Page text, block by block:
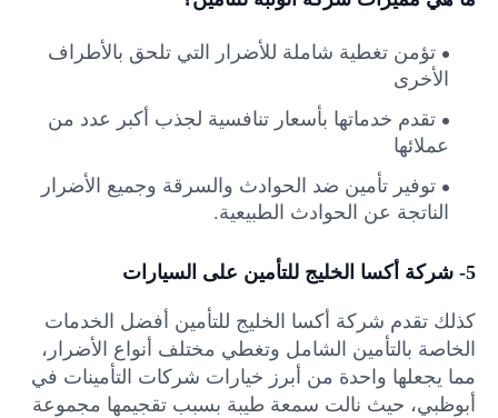
تؤمن تغطية شاملة للأضرار التي تلحق بالأطراف
الأخرى
تقدم خدماتها بأسعار تنافسية لجذب أكبر عدد من
عملائها
توفير تأمين ضد الحوادث والسرقة وجميع الأضرار
الناتجة عن الحوادث الطبيعية.
5- شركة أكسا الخليج للتأمين على السيارات
كذلك تقدم شركة أكسا الخليج للتأمين أفضل الخدمات
الخاصة بالتأمين الشامل وتغطي مختلف أنواع الأضرار،
مما يجعلها واحدة من أبرز خيارات شركات التأمينات في
أبوظبي، حيث نالت سمعة طيبة بسبب تقجيمها مجموعة